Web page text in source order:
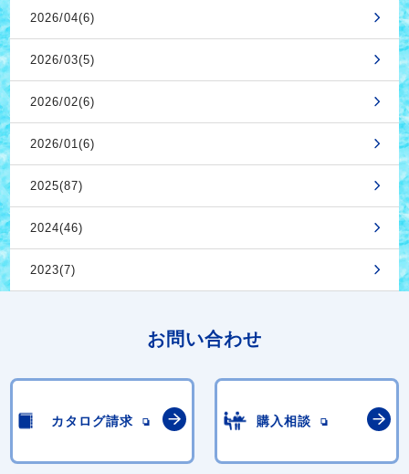
2026/04(6)
2026/03(5)
2026/02(6)
2026/01(6)
2025(87)
2024(46)
2023(7)
お問い合わせ
カタログ請求 購入相談